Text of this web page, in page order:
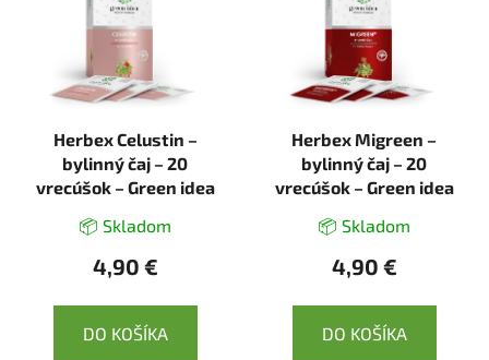
Herbex Celustin –
bylinný čaj – 20
vrecúšok – Green idea
📦 Skladom
4,90 €
DO KOŠÍKA
Herbex Migreen –
bylinný čaj – 20
vrecúšok – Green idea
📦 Skladom
4,90 €
DO KOŠÍKA